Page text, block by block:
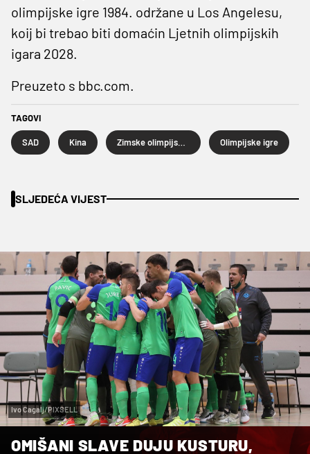
olimpijske igre 1984. održane u Los Angelesu,
koij bi trebao biti domaćin Ljetnih olimpijskih
igara 2028.
Preuzeto s bbc.com.
TAGOVI
SAD Kina Olimpijske igre
SLJEDEĆA VIJEST
Ivo Cagalj/PIXSELL
OMIŠANI SLAVE DUJU KUSTURU,